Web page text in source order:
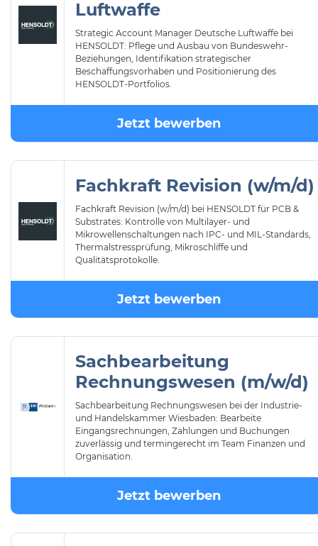
Luftwaffe
Strategic Account Manager Deutsche Luftwaffe bei
HENSOLDT: Pflege und Ausbau von Bundeswehr-
Beziehungen, Identifikation strategischer
Beschaffungsvorhaben und Positionierung des
HENSOLDT-Portfolios.
Jetzt bewerben
Fachkraft Revision (w/m/d)
Fachkraft Revision (w/m/d) bei HENSOLDT für PCB &
Substrates: Kontrolle von Multilayer- und
Mikrowellenschaltungen nach IPC- und MIL-Standards,
Thermalstressprüfung, Mikroschliffe und
Qualitätsprotokolle.
Jetzt bewerben
Sachbearbeitung
Rechnungswesen (m/w/d)
Sachbearbeitung Rechnungswesen bei der Industrie-
und Handelskammer Wiesbaden: Bearbeite
Eingangsrechnungen, Zahlungen und Buchungen
zuverlässig und termingerecht im Team Finanzen und
Organisation.
Jetzt bewerben